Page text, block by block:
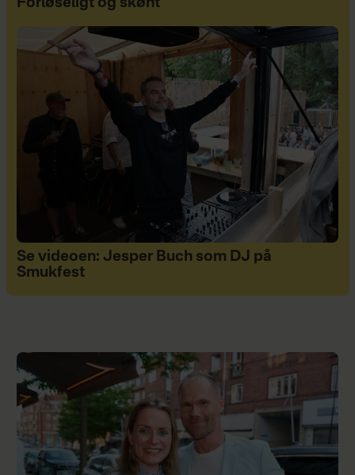
Forløseligt og skønt
Se videoen: Jesper Buch som DJ på
Smukfest